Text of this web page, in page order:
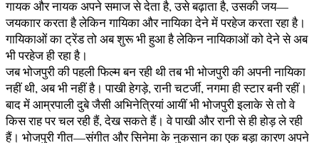
गायक और नायक अपने समाज से देता है, उसे बढ़ाता है, उसकी जय—
जयकाार करता है लेकिन गायिका और नायिका देने में परहेज करता रहा है।
गायिकाओं का ट्रेंड तो अब शुरू भी हुआ है लेकिन नायिकाओं को देने से अब
भी परहेज ही रहा है।
जब भोजपुरी की पहली फिल्म बन रही थी तब भी भोजपुरी की अपनी नायिका
नहीं थी, अब भी नहीं है। पाखी हेगड़े, रानी चटर्जी, नगमा ही स्टार बनी रहीं।
बाद में आम्रपाली दुबे जैसी अभिनेत्रियां आयीं भी भोजपुरी इलाके से तो वे
किस राह पर चल रही हैं, देख सकते हैं। वे पाखी और रानी से ही होड़ ले रही
हैं। भोजपुरी गीत—संगीत और सिनेमा के नुकसान का एक बड़ा कारण अपने